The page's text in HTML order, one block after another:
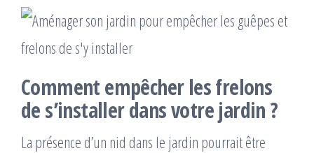
Comment empêcher les frelons
de s’installer dans votre jardin ?
La présence d’un nid dans le jardin pourrait être